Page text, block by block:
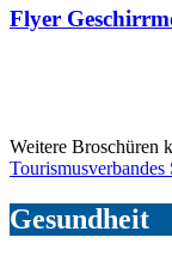
Flyer
Weitere Broschüren
Tourismusverbandes
Gesundheit